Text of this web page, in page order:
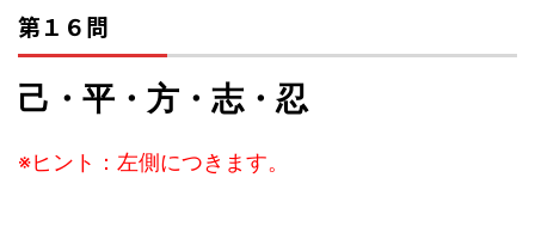
第１６問
己・平・方・志・忍
※ヒント：左側につきます。